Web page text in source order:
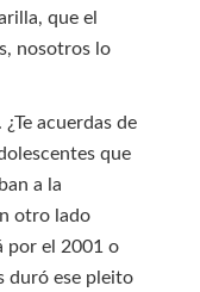
que el
nosotros lo
acuerdas de
que
a la
otro lado
por el 2001 o
duró ese pleito